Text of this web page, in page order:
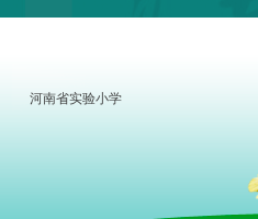
河南省实验小学